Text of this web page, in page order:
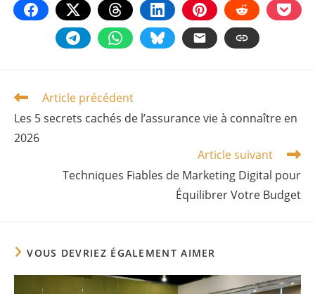
Read
more
Article précédent
Les 5 secrets cachés de l’assurance vie à connaître en
2026
Article suivant
Techniques Fiables de Marketing Digital pour
Équilibrer Votre Budget
VOUS DEVRIEZ ÉGALEMENT AIMER